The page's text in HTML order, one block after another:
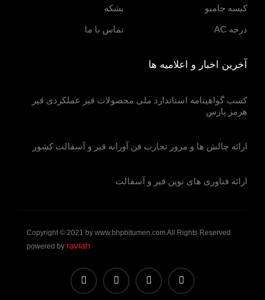
بشکه کیسه جامبو
تماس با ما درجه AC
آخرین اخبار و اعلامیه ها
کسب گواهینامه استاندارد ملی محصولات قیر عملکردی قیر
هرمز پارس
ارائه چالش ها و مرور تجارب فن آورانه قیر و آسفالت کشور
ارائه فناوری های نوین قیر و آسفالت
Copyright © 2021 by www.bhpbitumen.com All Rights Reserved
powered by ravian